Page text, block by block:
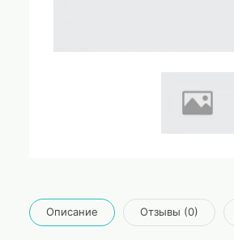
Описание Отзывы (0)